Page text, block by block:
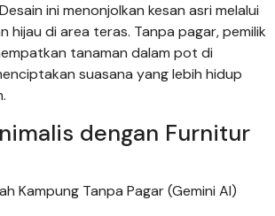
ini menonjolkan kesan asri melalui
hijau di area teras. Tanpa pagar, pemilik
tanaman dalam pot di
suasana yang lebih hidup
dengan Furnitur
Kampung Tanpa Pagar (Gemini AI)